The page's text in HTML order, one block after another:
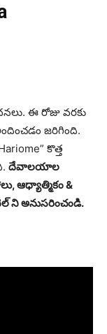
ఈ రోజు వరకు
జరిగింది.
కొత్త
దేవాలయాల
ఆధ్యాత్మికం &
అనుసరించండి.